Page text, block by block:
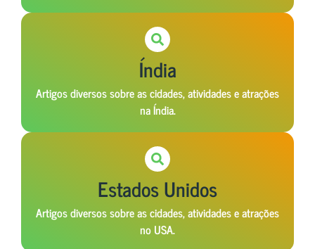
Índia
Artigos diversos sobre as cidades, atividades e atrações
na Índia.
Estados Unidos
Artigos diversos sobre as cidades, atividades e atrações
no USA.